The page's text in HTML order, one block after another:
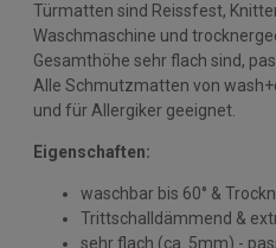
Türmatten sind Reissfest,
Waschmaschine und
Gesamthöhe sehr flach sind,
Alle Schmutzmatten von
und für Allergiker geeignet.
Eigenschaften:
waschbar bis 60° &
Trittschalldämmend &
sehr flach (ca. 5mm) -